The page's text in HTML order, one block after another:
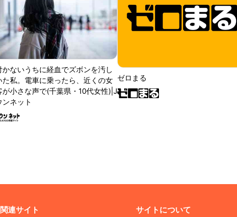
かないうちに経血でズボンを汚し
た私。電車に乗ったら、近くの女
が小さな声で(千葉県・10代女性)|J
ンネット
ゼロまる
関連サイト サイトについて